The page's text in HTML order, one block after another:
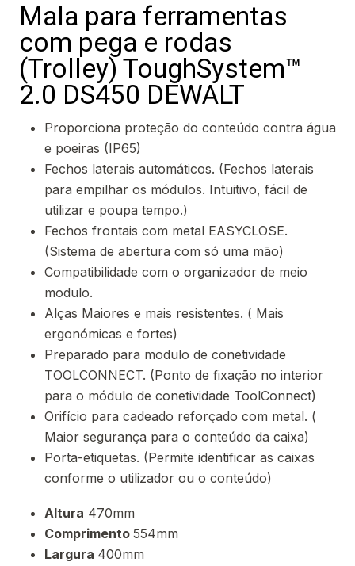
Mala para ferramentas
com pega e rodas
(Trolley) ToughSystem™
2.0 DS450 DEWALT
Proporciona proteção do conteúdo contra água
e poeiras (IP65)
Fechos laterais automáticos. (Fechos laterais
para empilhar os módulos. Intuitivo, fácil de
utilizar e poupa tempo.)
Fechos frontais com metal EASYCLOSE.
(Sistema de abertura com só uma mão)
Compatibilidade com o organizador de meio
modulo.
Alças Maiores e mais resistentes. ( Mais
ergonómicas e fortes)
Preparado para modulo de conetividade
TOOLCONNECT. (Ponto de fixação no interior
para o módulo de conetividade ToolConnect)
Orifício para cadeado reforçado com metal. (
Maior segurança para o conteúdo da caixa)
Porta-etiquetas. (Permite identificar as caixas
conforme o utilizador ou o conteúdo)
Altura 470mm
Comprimento 554mm
Largura 400mm